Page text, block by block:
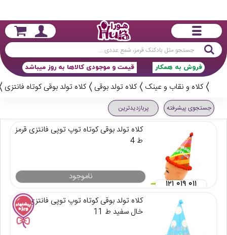
جستجو
قیمت و موجودی کالاها به روز میباشد فروش به همکار
کلاه و نقاب و عینک کلاه تولد بوقی کلاه تولد بوقی کوتاه فانتزی
جستجوی پیشرفته پربازدیدترین
کلاه تولد بوقی کوتاه توپ توپی فانتزی قرمز
ط 4
ناموجود
۱۲۱ ۰۱۹ ۰۱۱
کلاه تولد بوقی کوتاه توپ توپی فانتزی آبی
خال سفید ط 11